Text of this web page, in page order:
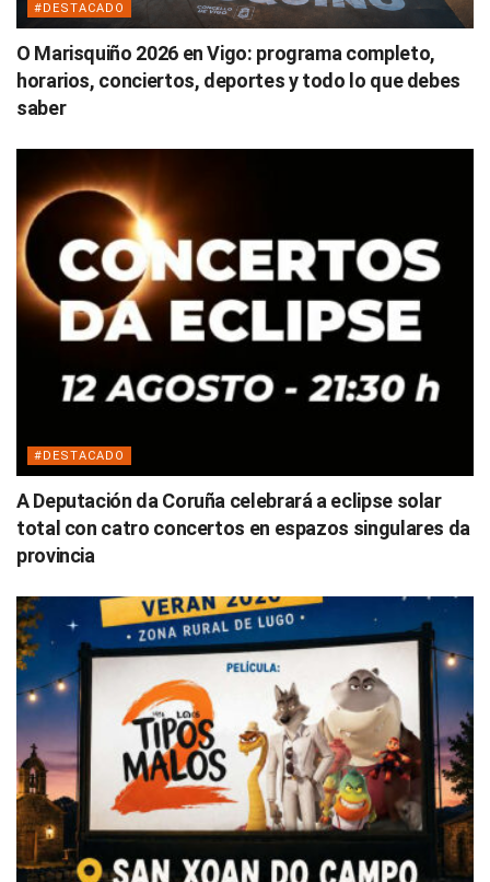
#DESTACADO
O Marisquiño 2026 en Vigo: programa completo,
horarios, conciertos, deportes y todo lo que debes
saber
#DESTACADO
A Deputación da Coruña celebrará a eclipse solar
total con catro concertos en espazos singulares da
provincia